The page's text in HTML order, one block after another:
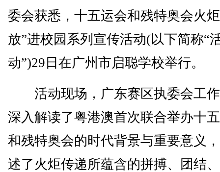
委会获悉，十五运会和残特奥会火
放”进校园系列宣传活动(以下简称“
动”)29日在广州市启聪学校举行。
活动现场，广东赛区执委会工
深入解读了粤港澳首次联合举办十
和残特奥会的时代背景与重要意义
述了火炬传递所蕴含的拼搏、团结